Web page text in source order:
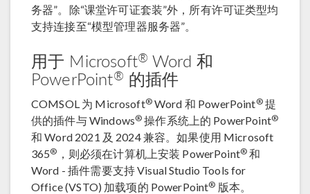
务器”。除“课堂许可证套装”外，所有许可证类型均
支持连接至“模型管理器服务器”。
用于 Microsoft® Word 和
PowerPoint® 的插件
COMSOL 为 Microsoft®Word 和 PowerPoint®提
供的插件与 Windows® 操作系统上的 PowerPoint®
和 Word 2021 及 2024 兼容。如果使用 Microsoft
365® ，则必须在计算机上安装 PowerPoint® 和
Word - 插件需要支持 Visual Studio Tools for
Office (VSTO) 加载项的 PowerPoint® 版本。